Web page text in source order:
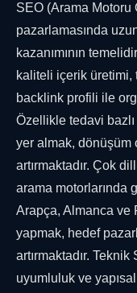
SEO (Arama Motoru
pazarlamasında
kazanımının
kaliteli içerik
backlink profili ile
Özellikle tedavi
yer almak, dönüşüm
artırmaktadır. Çok
arama motorlarında
Arapça, Almanca ve
yapmak, hedef
artırmaktadır. Teknik
uyumluluk ve